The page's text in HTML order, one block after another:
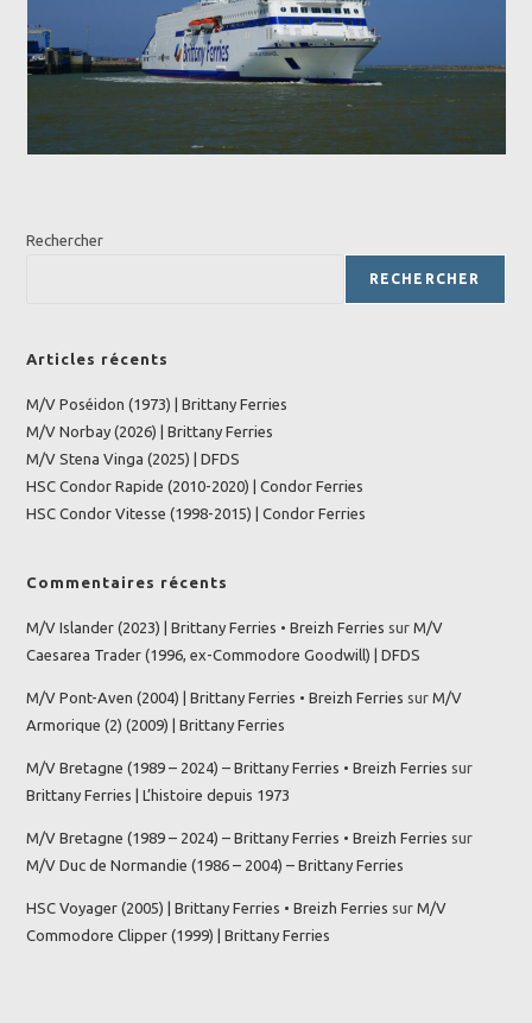
Rechercher
RECHERCHER
Articles récents
M/V Poséidon (1973) | Brittany Ferries
M/V Norbay (2026) | Brittany Ferries
M/V Stena Vinga (2025) | DFDS
HSC Condor Rapide (2010-2020) | Condor Ferries
HSC Condor Vitesse (1998-2015) | Condor Ferries
Commentaires récents
M/V Islander (2023) | Brittany Ferries • Breizh Ferries surM/V
Caesarea Trader (1996, ex-Commodore Goodwill) | DFDS
M/V Pont-Aven (2004) | Brittany Ferries • Breizh Ferries surM/V
Armorique (2) (2009) | Brittany Ferries
M/V Bretagne (1989 – 2024) – Brittany Ferries • Breizh Ferries sur
Brittany Ferries | L’histoire depuis 1973
M/V Bretagne (1989 – 2024) – Brittany Ferries • Breizh Ferries sur
M/V Duc de Normandie (1986 – 2004) – Brittany Ferries
HSC Voyager (2005) | Brittany Ferries • Breizh Ferries surM/V
Commodore Clipper (1999) | Brittany Ferries